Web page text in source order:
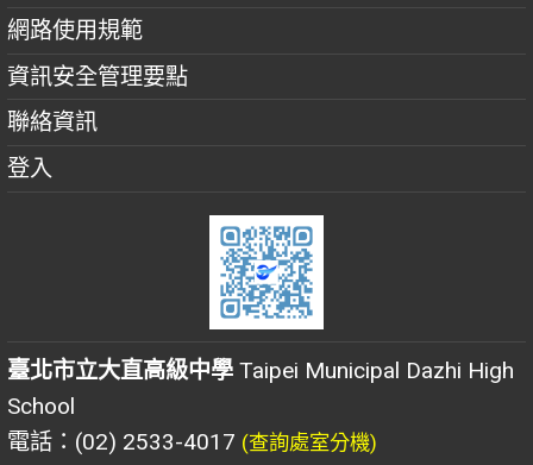
網路使用規範
資訊安全管理要點
聯絡資訊
登入
臺北市立大直高級中學 Taipei Municipal Dazhi High
School
電話：(02) 2533-4017 (查詢處室分機)